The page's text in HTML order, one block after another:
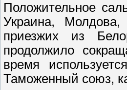
Положительное
Украина,
приезжих из
продолжило
время
Таможенный союз,